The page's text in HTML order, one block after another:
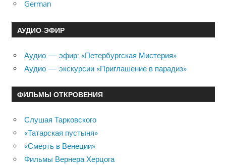
German
АУДИО-ЭФИР
Аудио — эфир: «Петербургская Мистерия»
Аудио — экскурсии «Приглашение в парадиз»
ФИЛЬМЫ ОТКРОВЕНИЯ
Слушая Тарковского
«Татарская пустыня»
«Смерть в Венеции»
Фильмы Вернера Херцога